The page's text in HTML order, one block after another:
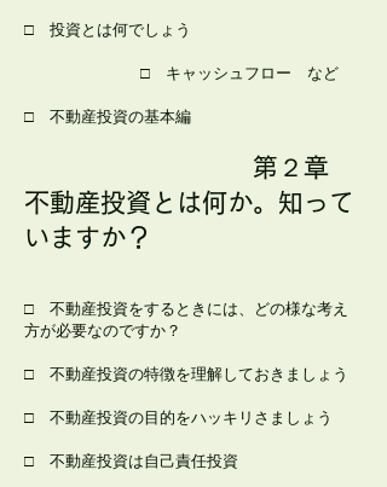
□ 投資とは何でしょう
□ キャッシュフロー など
□ 不動産投資の基本編
第２章
不動産投資とは何か。知って
いますか？
□ 不動産投資をするときには、どの様な考え
方が必要なのですか？
□ 不動産投資の特徴を理解しておきましょう
□ 不動産投資の目的をハッキリさましょう
□ 不動産投資は自己責任投資